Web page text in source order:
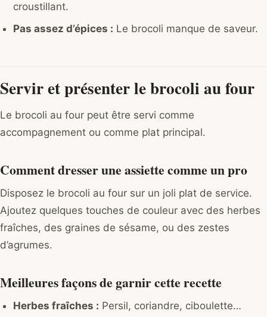
croustillant.
Pas assez d’épices : Le brocoli manque de saveur.
Servir et présenter le brocoli au four
Le brocoli au four peut être servi comme
accompagnement ou comme plat principal.
Comment dresser une assiette comme un pro
Disposez le brocoli au four sur un joli plat de service.
Ajoutez quelques touches de couleur avec des herbes
fraîches, des graines de sésame, ou des zestes
d’agrumes.
Meilleures façons de garnir cette recette
Herbes fraîches : Persil, coriandre, ciboulette…